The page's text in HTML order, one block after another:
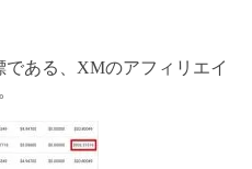
である、XMのアフィリエイ